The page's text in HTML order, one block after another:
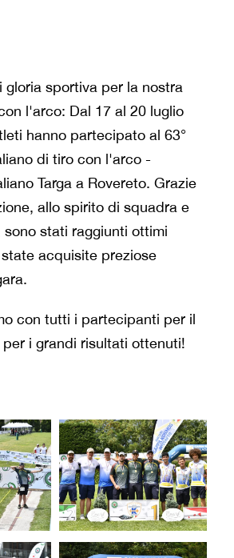
gloria sportiva per la nostra
l'arco: Dal 17 al 20 luglio
hanno partecipato al 63°
di tiro con l'arco -
Targa a Rovereto. Grazie
allo spirito di squadra e
stati raggiunti ottimi
acquisite preziose
con tutti i partecipanti per il
i grandi risultati ottenuti!